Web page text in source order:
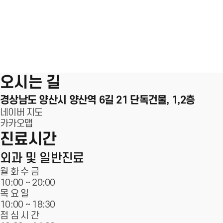
오시는 길
경상남도 양산시 양산역 6길 21 단독건물, 1,2층
네이버 지도
카카오맵
진료시간
외과 및 일반진료
월 화 수 금
10:00 ~20:00
목 요 일
10:00 ~ 18:30
점 심 시 간